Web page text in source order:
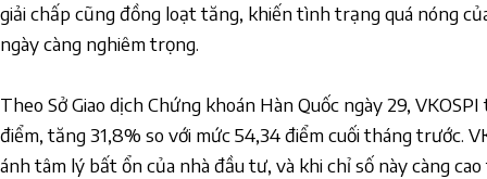
giải chấp cũng đồng loạt tăng, khiến tình trạng quá nóng
ngày càng nghiêm trọng.
Theo Sở Giao dịch Chứng khoán Hàn Quốc ngày 29,
điểm, tăng 31,8% so với mức 54,34 điểm cuối tháng trước.
ánh tâm lý bất ổn của nhà đầu tư, và khi chỉ số này càng